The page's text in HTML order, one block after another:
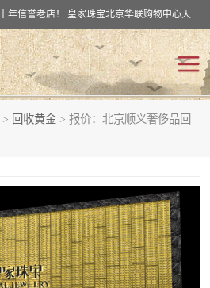
北京华联BHG mall集团购物中心十年信誉老店！ 皇家珠宝北京华联购物中心天时名苑店竭诚欢迎您。 北京市通州区（八通线）通州北苑地铁华联购物中心一层皇家珠宝 北京皇家珠宝通州黄金回收黄金首饰加工店（八通线: 通州北苑地铁华联店）：通州区通州北苑地铁华联购物中心一层皇家珠宝。
> 回收黄金 > 报价：北京顺义奢侈品回